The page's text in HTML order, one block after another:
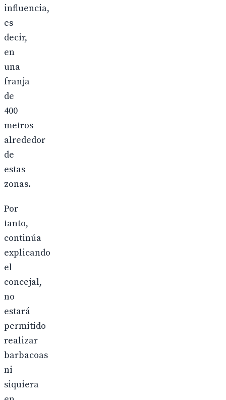
influencia,
es
decir,
en
una
franja
de
400
metros
alrededor
de
estas
zonas.
Por
tanto,
continúa
explicando
el
concejal,
no
estará
permitido
realizar
barbacoas
ni
siquiera